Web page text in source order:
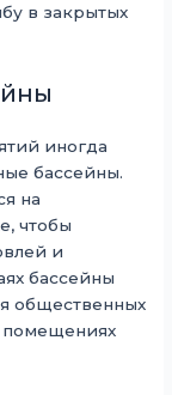
в закрытых
иногда
бассейны.
на
чтобы
и
бассейны
общественных
помещениях